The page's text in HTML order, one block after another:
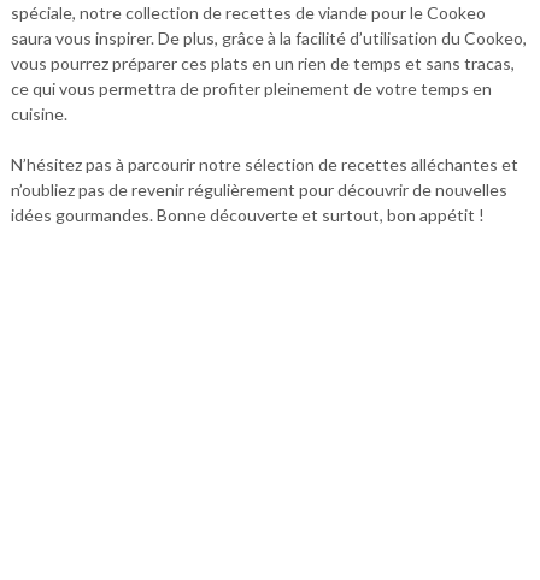
spéciale, notre collection de recettes de viande pour le Cookeo
saura vous inspirer. De plus, grâce à la facilité d’utilisation du Cookeo,
vous pourrez préparer ces plats en un rien de temps et sans tracas,
ce qui vous permettra de profiter pleinement de votre temps en
cuisine.
N’hésitez pas à parcourir notre sélection de recettes alléchantes et
n’oubliez pas de revenir régulièrement pour découvrir de nouvelles
idées gourmandes. Bonne découverte et surtout, bon appétit !